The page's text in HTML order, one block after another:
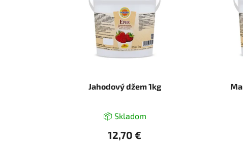
Jahodový džem 1kg
📦 Skladom
12,70 €